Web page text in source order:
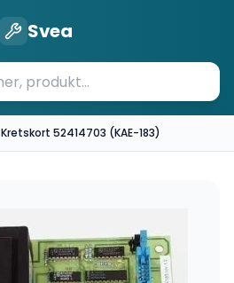
Svea
Kretskort 52414703 (KAE-183)